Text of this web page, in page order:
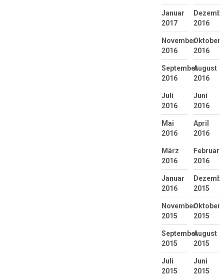
Januar
2017
2016
November
2016
Oktober
2016
September
2016
August
2016
Juli
2016
Juni
2016
Mai
2016
April
2016
März
2016
Februar
2016
Januar
2016
2015
November
2015
Oktober
2015
September
2015
August
2015
Juli
2015
Juni
2015